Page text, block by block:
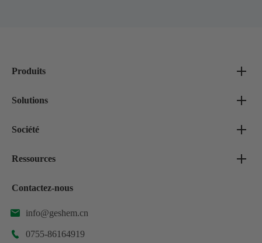
Produits
Solutions
Société
Ressources
Contactez-nous
 info@geshem.cn
 0755-86164919